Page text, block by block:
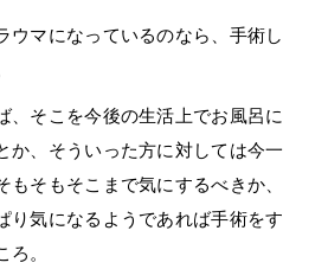
ウマになっているのなら、手術し
、そこを今後の生活上でお風呂に
か、そういった方に対しては今一
もそもそこまで気にするべきか、
り気になるようであれば手術をす
ろ。